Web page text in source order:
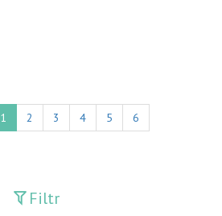
1 2 3 4 5
6
Filtr